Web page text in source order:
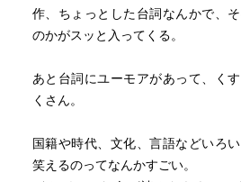
作、ちょっとした台詞なんかで、
のかがスッと入ってくる。
あと台詞にユーモアがあって、く
くさん。
国籍や時代、文化、言語などいろ
笑えるのってなんかすごい。